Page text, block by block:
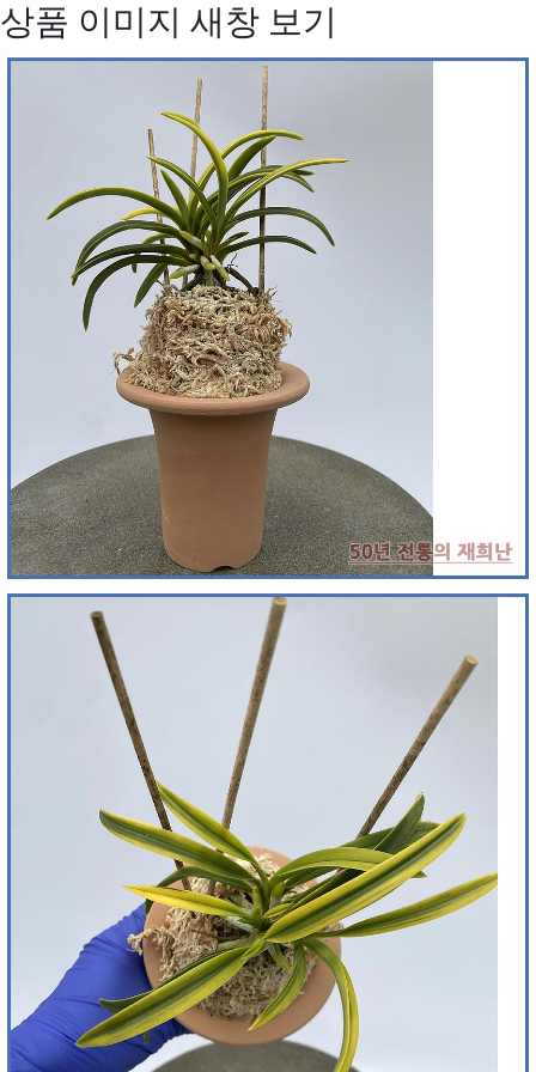
상품 이미지 새창 보기